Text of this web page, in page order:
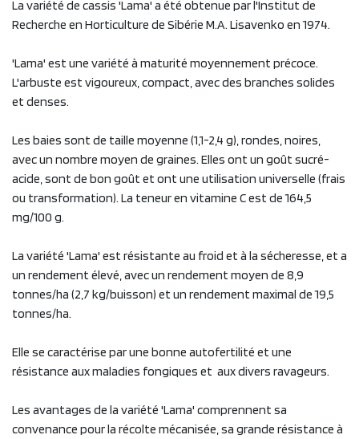
La variété de cassis 'Lama' a été obtenue par l'Institut de
Recherche en Horticulture de Sibérie M.A. Lisavenko en 1974.
'Lama' est une variété à maturité moyennement précoce.
L'arbuste est vigoureux, compact, avec des branches solides
et denses.
Les baies sont de taille moyenne (1,1-2,4 g), rondes, noires,
avec un nombre moyen de graines. Elles ont un goût sucré-
acide, sont de bon goût et ont une utilisation universelle (frais
ou transformation). La teneur en vitamine C est de 164,5
mg/100 g.
La variété 'Lama' est résistante au froid et à la sécheresse, et a
un rendement élevé, avec un rendement moyen de 8,9
tonnes/ha (2,7 kg/buisson) et un rendement maximal de 19,5
tonnes/ha.
Elle se caractérise par une bonne autofertilité et une
résistance aux maladies fongiques et aux divers ravageurs.
Les avantages de la variété 'Lama' comprennent sa
convenance pour la récolte mécanisée, sa grande résistance à